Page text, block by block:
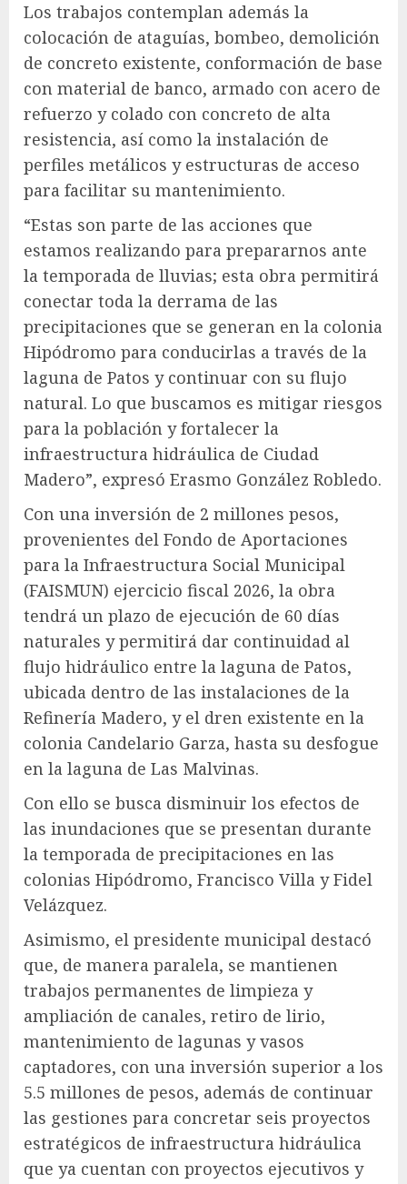
Los trabajos contemplan además la
colocación de ataguías, bombeo, demolición
de concreto existente, conformación de base
con material de banco, armado con acero de
refuerzo y colado con concreto de alta
resistencia, así como la instalación de
perfiles metálicos y estructuras de acceso
para facilitar su mantenimiento.
“Estas son parte de las acciones que
estamos realizando para prepararnos ante
la temporada de lluvias; esta obra permitirá
conectar toda la derrama de las
precipitaciones que se generan en la colonia
Hipódromo para conducirlas a través de la
laguna de Patos y continuar con su flujo
natural. Lo que buscamos es mitigar riesgos
para la población y fortalecer la
infraestructura hidráulica de Ciudad
Madero”, expresó Erasmo González Robledo.
Con una inversión de 2 millones pesos,
provenientes del Fondo de Aportaciones
para la Infraestructura Social Municipal
(FAISMUN) ejercicio fiscal 2026, la obra
tendrá un plazo de ejecución de 60 días
naturales y permitirá dar continuidad al
flujo hidráulico entre la laguna de Patos,
ubicada dentro de las instalaciones de la
Refinería Madero, y el dren existente en la
colonia Candelario Garza, hasta su desfogue
en la laguna de Las Malvinas.
Con ello se busca disminuir los efectos de
las inundaciones que se presentan durante
la temporada de precipitaciones en las
colonias Hipódromo, Francisco Villa y Fidel
Velázquez.
Asimismo, el presidente municipal destacó
que, de manera paralela, se mantienen
trabajos permanentes de limpieza y
ampliación de canales, retiro de lirio,
mantenimiento de lagunas y vasos
captadores, con una inversión superior a los
5.5 millones de pesos, además de continuar
las gestiones para concretar seis proyectos
estratégicos de infraestructura hidráulica
que ya cuentan con proyectos ejecutivos y